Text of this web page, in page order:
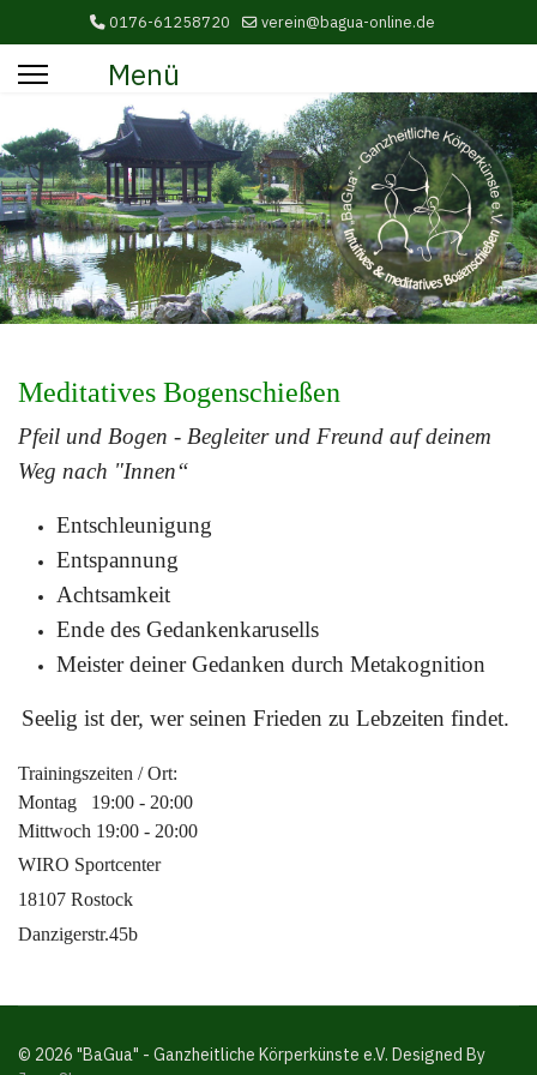
0176-61258720 verein@bagua-online.de
Menü
Meditatives Bogenschießen
Pfeil und Bogen - Begleiter und Freund auf deinem
Weg nach "Innen“
Entschleunigung
Entspannung
Achtsamkeit
Ende des Gedankenkarusells
Meister deiner Gedanken durch Metakognition
Seelig ist der, wer seinen Frieden zu Lebzeiten findet.
Trainingszeiten / Ort:
Montag 19:00 - 20:00
Mittwoch 19:00 - 20:00
WIRO Sportcenter
18107 Rostock
Danzigerstr.45b
© 2026 "BaGua" - Ganzheitliche Körperkünste e.V. Designed By